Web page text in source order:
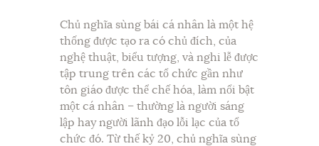
Chủ nghĩa sùng bái cá nhân là một hệ
thống được tạo ra có chủ đích, của
nghệ thuật, biểu tượng, và nghi lễ được
tập trung trên các tổ chức gần như
tôn giáo được thể chế hóa, làm nổi bật
một cá nhân – thường là người sáng
lập hay người lãnh đạo lỗi lạc của tổ
chức đó. Từ thế kỷ 20, chủ nghĩa sùng